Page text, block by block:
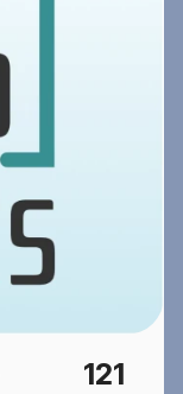
121